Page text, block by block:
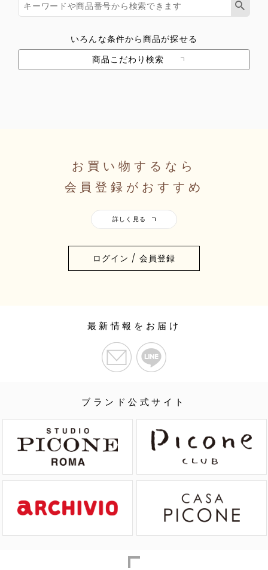
いろんな条件から商品が探せる
商品こだわり検索
お買い物するなら
会員登録がおすすめ
ログイン / 会員登録
ブランド公式サイト
最新情報をお届け